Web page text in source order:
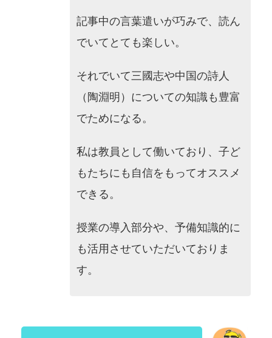
記事中の言葉遣いが巧みで、読ん
でいてとても楽しい。
それでいて三國志や中国の詩人
（陶淵明）についての知識も豊富
でためになる。
私は教員として働いており、子ど
もたちにも自信をもってオススメ
できる。
授業の導入部分や、予備知識的に
も活用させていただいておりま
す。